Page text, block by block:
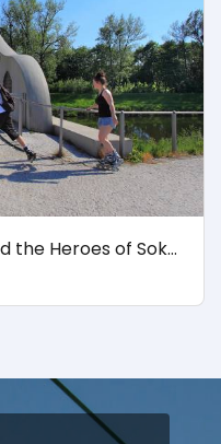
The health resort and the Heroes of Sokołów bridge in Darkov